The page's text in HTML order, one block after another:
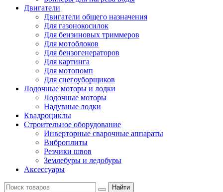
Двигатели
Двигатели общего назначения
Для газонокосилок
Для бензиновых триммеров
Для мотоблоков
Для бензогенераторов
Для картинга
Для мотопомп
Для снегоуборщиков
Лодочные моторы и лодки
Лодочные моторы
Надувные лодки
Квадроциклы
Строительное оборудование
Инверторные сварочные аппараты
Виброплиты
Резчики швов
Землебуры и ледобуры
Аксессуары